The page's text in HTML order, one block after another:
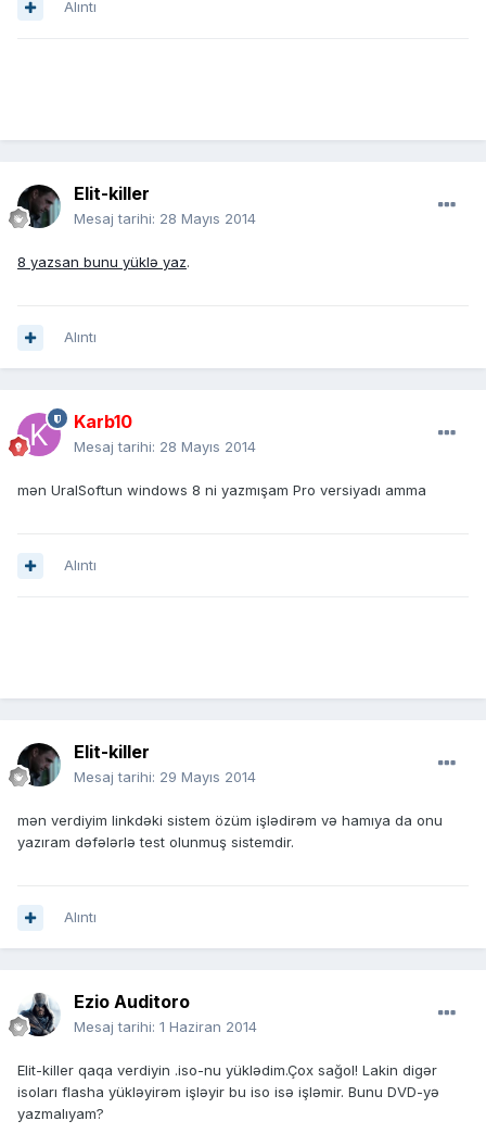
Alıntı
Elit-killer
Mesaj tarihi: 28 Mayıs 2014
8 yazsan bunu yüklə yaz.
Alıntı
Karb10
Mesaj tarihi: 28 Mayıs 2014
mən UralSoftun windows 8 ni yazmışam Pro versiyadı amma
Alıntı
Elit-killer
Mesaj tarihi: 29 Mayıs 2014
mən verdiyim linkdəki sistem özüm işlədirəm və hamıya da onu
yazıram dəfələrlə test olunmuş sistemdir.
Alıntı
Ezio Auditoro
Mesaj tarihi: 1 Haziran 2014
Elit-killer qaqa verdiyin .iso-nu yüklədim.Çox sağol! Lakin digər
isoları flasha yükləyirəm işləyir bu iso isə işləmir. Bunu DVD-yə
yazmalıyam?